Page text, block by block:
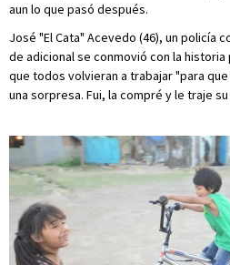
aun lo que pasó después.
José "El Cata" Acevedo (46), un policía
de adicional se conmovió con la
que todos volvieran a trabajar "para
una sorpresa. Fui, la compré y le traje